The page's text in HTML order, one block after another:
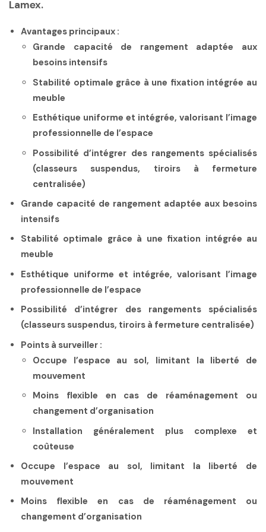
Lamex.
Avantages principaux :
Grande capacité de rangement adaptée aux
besoins intensifs
Stabilité optimale grâce à une fixation intégrée au
meuble
Esthétique uniforme et intégrée, valorisant l’image
professionnelle de l’espace
Possibilité d’intégrer des rangements spécialisés
(classeurs suspendus, tiroirs à fermeture
centralisée)
Grande capacité de rangement adaptée aux besoins
intensifs
Stabilité optimale grâce à une fixation intégrée au
meuble
Esthétique uniforme et intégrée, valorisant l’image
professionnelle de l’espace
Possibilité d’intégrer des rangements spécialisés
(classeurs suspendus, tiroirs à fermeture centralisée)
Points à surveiller :
Occupe l’espace au sol, limitant la liberté de
mouvement
Moins flexible en cas de réaménagement ou
changement d’organisation
Installation généralement plus complexe et
coûteuse
Occupe l’espace au sol, limitant la liberté de
mouvement
Moins flexible en cas de réaménagement ou
changement d’organisation